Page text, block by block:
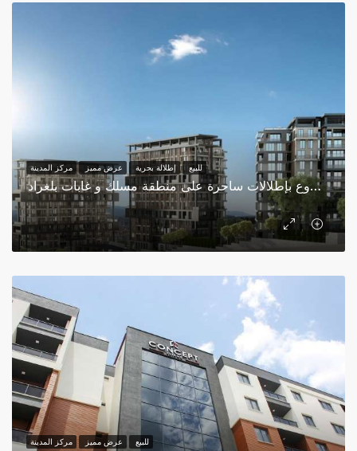
مشروع بإطلالات ساحرة على منطقة مسلك و غابات بلغراد
للبيع إطلالة بحرية عرض مميز مركز المدينة
للبيع عرض مميز مركز المدينة